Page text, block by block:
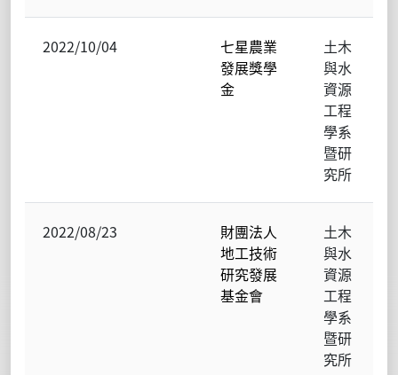
2022/10/04
七星農業
發展獎學
金
土木
與水
資源
工程
學系
暨研
究所
2022/08/23
財團法人
地工技術
研究發展
基金會
土木
與水
資源
工程
學系
暨研
究所